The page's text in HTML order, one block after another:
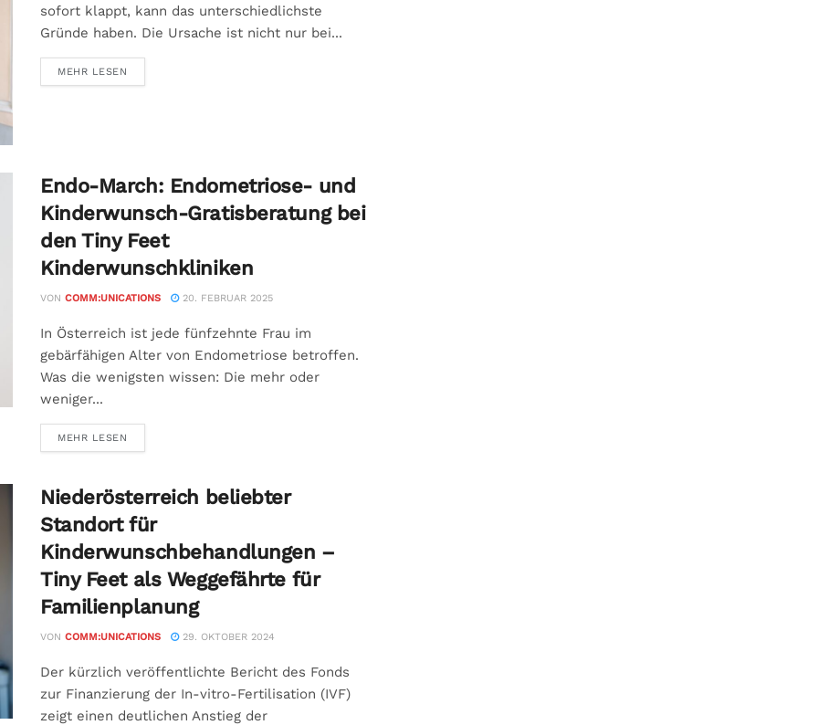
sofort klappt, kann das unterschiedlichste
Gründe haben. Die Ursache ist nicht nur bei...
MEHR LESEN
Endo-March: Endometriose- und
Kinderwunsch-Gratisberatung bei
den Tiny Feet
Kinderwunschkliniken
VON COMM:UNICATIONS 20. FEBRUAR 2025
In Österreich ist jede fünfzehnte Frau im
gebärfähigen Alter von Endometriose betroffen.
Was die wenigsten wissen: Die mehr oder
weniger...
MEHR LESEN
Niederösterreich beliebter
Standort für
Kinderwunschbehandlungen –
Tiny Feet als Weggefährte für
Familienplanung
VON COMM:UNICATIONS 29. OKTOBER 2024
Der kürzlich veröffentlichte Bericht des Fonds
zur Finanzierung der In-vitro-Fertilisation (IVF)
zeigt einen deutlichen Anstieg der